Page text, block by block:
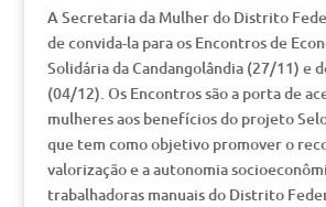
A Secretaria da Mulher do Distrito
de convida-la para os Encontros de
Solidária da Candangolândia (27/11) e
(04/12). Os Encontros são a porta de
mulheres aos benefícios do projeto
que tem como objetivo promover o
valorização e a autonomia
trabalhadoras manuais do Distrito